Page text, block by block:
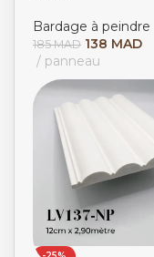
Bardage à peindre
185MAD 138 MAD
panneau